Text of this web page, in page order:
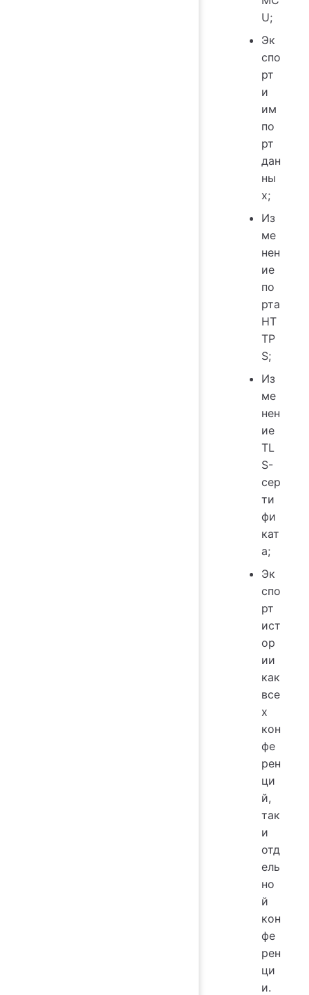
U;
Эк
спо
рт
и
им
по
рт
дан
ны
х;
Из
ме
нен
ие
по
рта
HT
TP
S;
Из
ме
нен
ие
TL
S-
сер
ти
фи
кат
а;
Эк
спо
рт
ист
ор
ии
как
все
х
кон
фе
рен
ци
й,
так
и
отд
ель
но
й
кон
фе
рен
ци
и.